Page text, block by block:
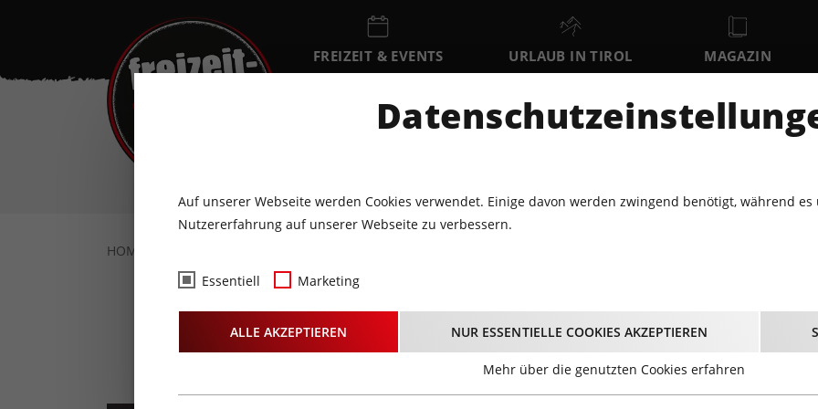
FREIZEIT & EVENTS URLAUB IN TIROL MAGAZIN
EVENTKALENDER
FR SA SO 10
HOME
Telfer
13.09.2025 - Beginn 09:00 Uhr
Auf unserer Webseite werden Cookies verwendet. Einige davon werden zwingend benötigt, während
Nutzererfahrung auf unserer Webseite zu verbessern.
Essentiell Marketing
ALLE AKZEPTIEREN NUR ESSENTIELLE COOKIES AKZEPTIEREN
Mehr über die genutzten Cookies erfahren